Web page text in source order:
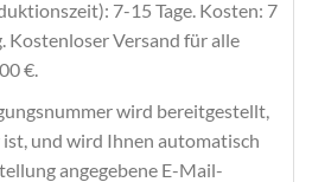
7-15 Tage. Kosten: 7
Kostenloser Versand für alle
€.
wird bereitgestellt,
und wird Ihnen automatisch
angegebene E-Mail-